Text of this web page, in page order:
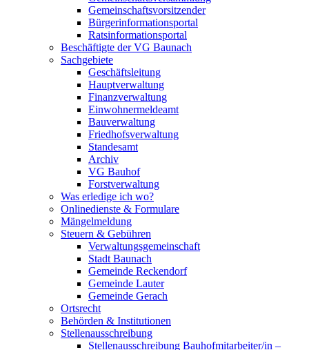
Gemeinschaftsvorsitzender
Bürgerinformationsportal
Ratsinformationsportal
Beschäftigte der VG Baunach
Sachgebiete
Geschäftsleitung
Hauptverwaltung
Finanzverwaltung
Einwohnermeldeamt
Bauverwaltung
Friedhofsverwaltung
Standesamt
Archiv
VG Bauhof
Forstverwaltung
Was erledige ich wo?
Onlinedienste & Formulare
Mängelmeldung
Steuern & Gebühren
Verwaltungsgemeinschaft
Stadt Baunach
Gemeinde Reckendorf
Gemeinde Lauter
Gemeinde Gerach
Ortsrecht
Behörden & Institutionen
Stellenausschreibung
Stellenausschreibung Bauhofmitarbeiter/in –